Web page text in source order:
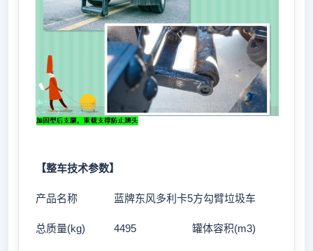
【整车技术参数】
产品名称 蓝牌东风多利卡5方勾臂垃圾车
总质量(kg) 4495 罐体容积(m3)